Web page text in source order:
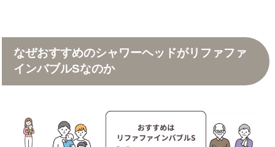
なぜおすすめのシャワーヘッドがリファファ
インバブルSなのか